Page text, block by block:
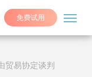
免费试用
贸易协定谈判